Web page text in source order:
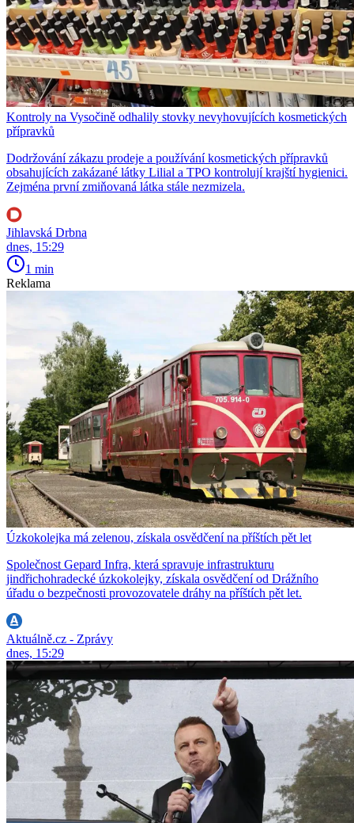
Kontroly na Vysočině odhalily stovky nevyhovujících kosmetických
přípravků
Dodržování zákazu prodeje a používání kosmetických přípravků
obsahujících zakázané látky Lilial a TPO kontrolují krajští hygienici.
Zejména první zmiňovaná látka stále nezmizela.
Jihlavská Drbna
dnes, 15:29
1 min
Reklama
Úzkokolejka má zelenou, získala osvědčení na příštích pět let
Společnost Gepard Infra, která spravuje infrastrukturu
jindřichohradecké úzkokolejky, získala osvědčení od Drážního
úřadu o bezpečnosti provozovatele dráhy na příštích pět let.
Aktuálně.cz - Zprávy
dnes, 15:29